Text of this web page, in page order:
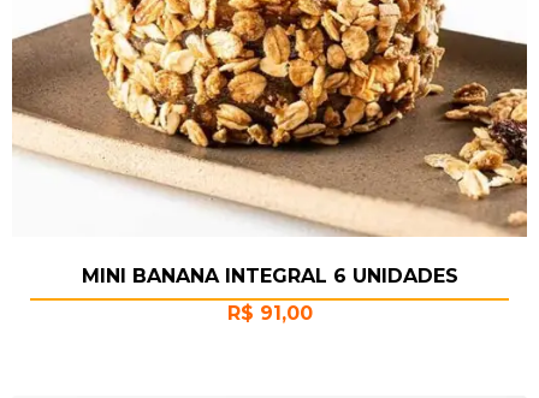
MINI BANANA INTEGRAL 6 UNIDADES
R$ 91,00